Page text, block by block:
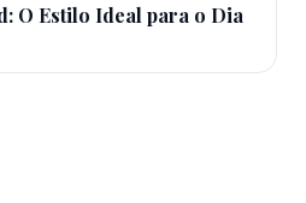
O Estilo Ideal para o Dia